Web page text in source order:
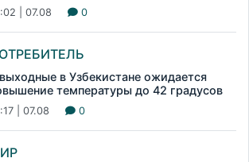
| 07.08 0
в Узбекистане ожидается
температуры до 42 градусов
| 07.08 0